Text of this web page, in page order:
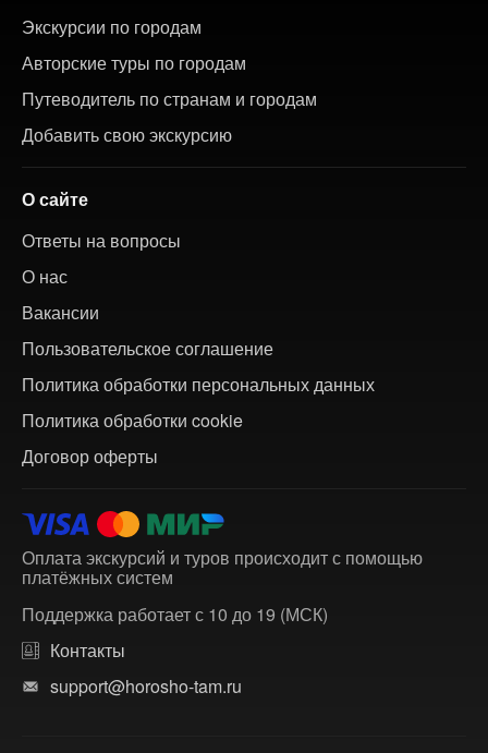
Экскурсии по городам
Авторские туры по городам
Путеводитель по странам и городам
Добавить свою экскурсию
О сайте
Ответы на вопросы
О нас
Вакансии
Пользовательское соглашение
Политика обработки персональных данных
Политика обработки cookie
Договор оферты
Оплата экскурсий и туров происходит с помощью
платёжных систем
Поддержка работает с 10 до 19 (МСК)
Контакты
support@horosho-tam.ru